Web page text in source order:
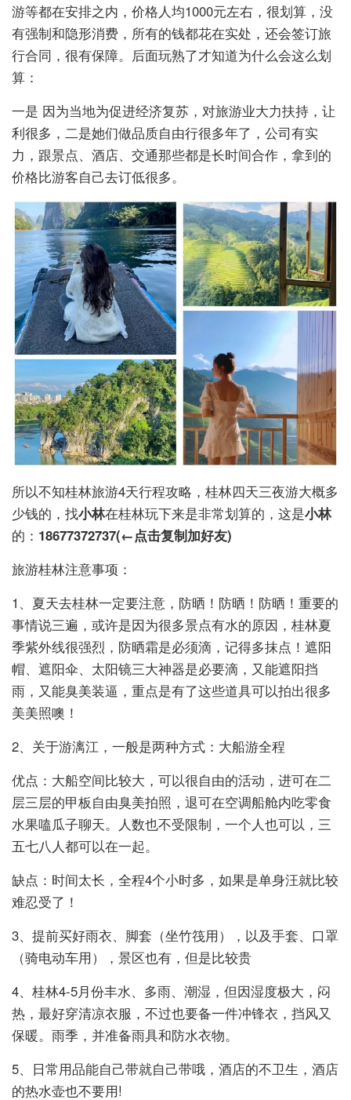
游等都在安排之内，价格人均1000元左右，很划算，没
有强制和隐形消费，所有的钱都花在实处，还会签订旅
行合同，很有保障。后面玩熟了才知道为什么会这么划
算：
一是 因为当地为促进经济复苏，对旅游业大力扶持，让
利很多，二是她们做品质自由行很多年了，公司有实
力，跟景点、酒店、交通那些都是长时间合作，拿到的
价格比游客自己去订低很多。
所以不知桂林旅游4天行程攻略，桂林四天三夜游大概多
少钱的，找小林在桂林玩下来是非常划算的，这是小林
的： 18677372737(←点击复制加好友)
旅游桂林注意事项：
1、夏天去桂林一定要注意，防晒！防晒！防晒！重要的
事情说三遍，或许是因为很多景点有水的原因，桂林夏
季紫外线很强烈，防晒霜是必须滴，记得多抹点！遮阳
帽、遮阳伞、太阳镜三大神器是必要滴，又能遮阳挡
雨，又能臭美装逼，重点是有了这些道具可以拍出很多
美美照噢！
2、关于游漓江，一般是两种方式：大船游全程
优点：大船空间比较大，可以很自由的活动，进可在二
层三层的甲板自由臭美拍照，退可在空调船舱内吃零食
水果嗑瓜子聊天。人数也不受限制，一个人也可以，三
五七八人都可以在一起。
缺点：时间太长，全程4个小时多，如果是单身汪就比较
难忍受了！
3、提前买好雨衣、脚套（坐竹筏用），以及手套、口罩
（骑电动车用），景区也有，但是比较贵
4、桂林4-5月份丰水、多雨、潮湿，但因湿度极大，闷
热，最好穿清凉衣服，不过也要备一件冲锋衣，挡风又
保暖。雨季，并准备雨具和防水衣物。
5、日常用品能自己带就自己带哦，酒店的不卫生，酒店
的热水壶也不要用!